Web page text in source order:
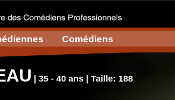
Comédiens
| 35 - 40 ans | Taille: 188